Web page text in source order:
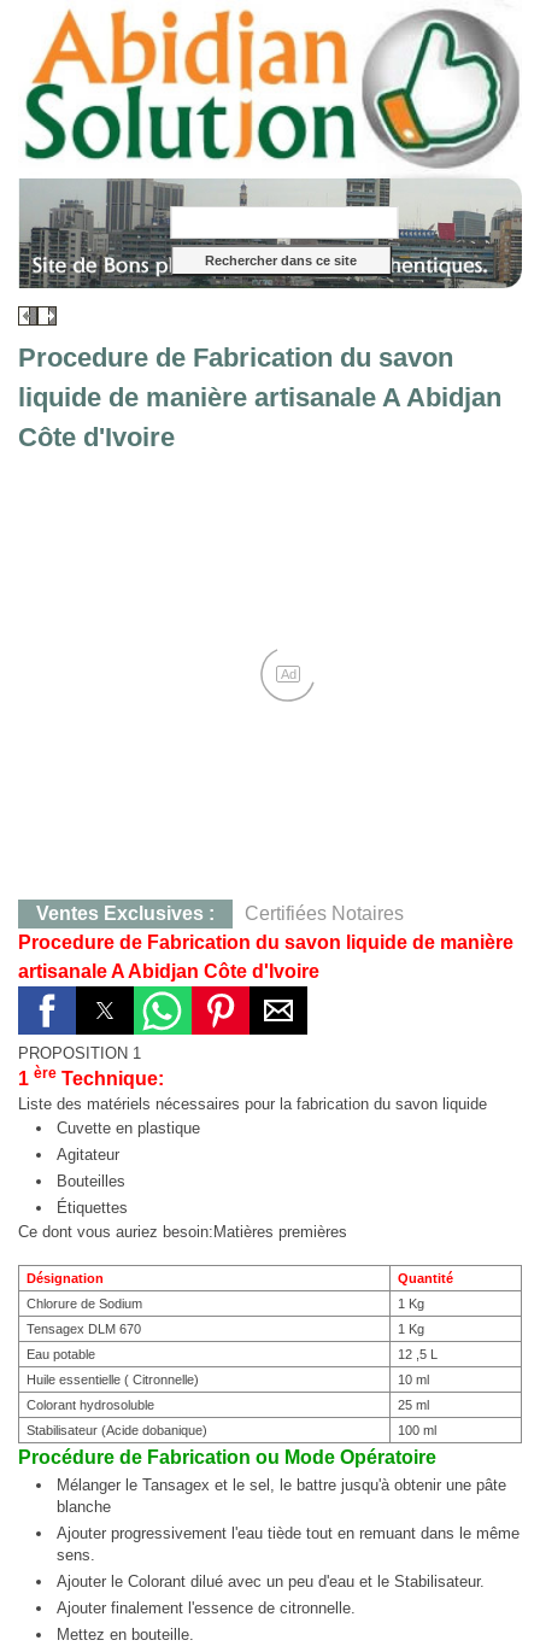
Procedure de Fabrication du savon
liquide de manière artisanale A Abidjan
Côte d'Ivoire
Ad
Ventes Exclusives :
Certifiées Notaires
CONTACT :
0707283405, M. KOFFI
Yamoussoukro :
Yakro :
Qt Mlock 823 m²,12 millions
Agboville :
Agboville :
38 Ha à 130 millions
2 Pltx Vallon :
2 Pltx Vallon :
Procedure de Fabrication du savon liquide de manière
artisanale A Abidjan Côte d'Ivoire
PROPOSITION 1
1 ère Technique:
Liste des matériels nécessaires pour la fabrication du savon liquide
Cuvette en plastique
Agitateur
Bouteilles
Étiquettes
Ce dont vous auriez besoin:Matières premières
Désignation
Quantité
Chlorure de Sodium
1 Kg
Tensagex DLM 670
1 Kg
Eau potable
12 ,5 L
Huile essentielle ( Citronnelle)
10 ml
Colorant hydrosoluble
25 ml
Stabilisateur (Acide dobanique)
100 ml
Procédure de Fabrication ou Mode Opératoire
Mélanger le Tansagex et le sel, le battre jusqu'à obtenir une pâte
blanche
Ajouter progressivement l'eau tiède tout en remuant dans le même
sens.
Ajouter le Colorant dilué avec un peu d'eau et le Stabilisateur.
Ajouter finalement l'essence de citronnelle.
Mettez en bouteille.